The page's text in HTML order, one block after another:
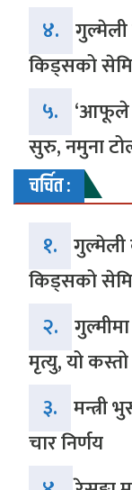
४. गुल्मेली
किड्सको
५. ‘आफूले
सुरु, नमुना
चर्चित :
१. गुल्मेली
किड्सको
२.
मृत्यु, यो
३. मन्त्री
चार निर्णय